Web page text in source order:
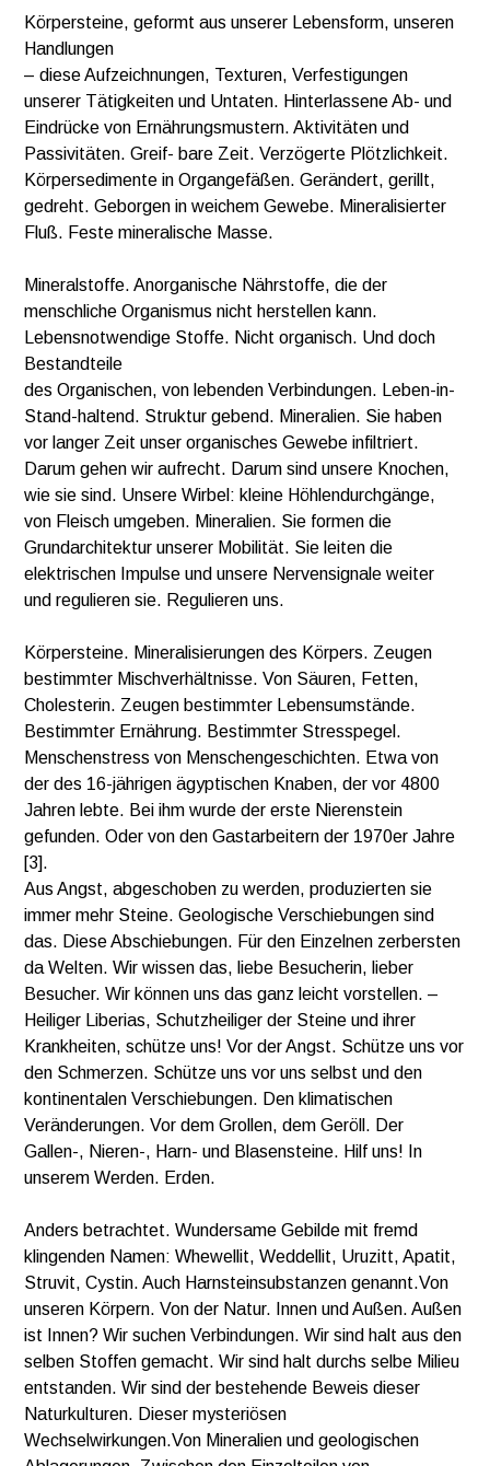
Körpersteine, geformt aus unserer Lebensform, unseren
Handlungen
– diese Aufzeichnungen, Texturen, Verfestigungen
unserer Tätigkeiten und Untaten. Hinterlassene Ab- und
Eindrücke von Ernährungsmustern. Aktivitäten und
Passivitäten. Greif- bare Zeit. Verzögerte Plötzlichkeit.
Körpersedimente in Organgefäßen. Gerändert, gerillt,
gedreht. Geborgen in weichem Gewebe. Mineralisierter
Fluß. Feste mineralische Masse.
Mineralstoffe. Anorganische Nährstoffe, die der
menschliche Organismus nicht herstellen kann.
Lebensnotwendige Stoffe. Nicht organisch. Und doch
Bestandteile
des Organischen, von lebenden Verbindungen. Leben-in-
Stand-haltend. Struktur gebend. Mineralien. Sie haben
vor langer Zeit unser organisches Gewebe infiltriert.
Darum gehen wir aufrecht. Darum sind unsere Knochen,
wie sie sind. Unsere Wirbel: kleine Höhlendurchgänge,
von Fleisch umgeben. Mineralien. Sie formen die
Grundarchitektur unserer Mobilität. Sie leiten die
elektrischen Impulse und unsere Nervensignale weiter
und regulieren sie. Regulieren uns.
Körpersteine. Mineralisierungen des Körpers. Zeugen
bestimmter Mischverhältnisse. Von Säuren, Fetten,
Cholesterin. Zeugen bestimmter Lebensumstände.
Bestimmter Ernährung. Bestimmter Stresspegel.
Menschenstress von Menschengeschichten. Etwa von
der des 16-jährigen ägyptischen Knaben, der vor 4800
Jahren lebte. Bei ihm wurde der erste Nierenstein
gefunden. Oder von den Gastarbeitern der 1970er Jahre
[3].
Aus Angst, abgeschoben zu werden, produzierten sie
immer mehr Steine. Geologische Verschiebungen sind
das. Diese Abschiebungen. Für den Einzelnen zerbersten
da Welten. Wir wissen das, liebe Besucherin, lieber
Besucher. Wir können uns das ganz leicht vorstellen. –
Heiliger Liberias, Schutzheiliger der Steine und ihrer
Krankheiten, schütze uns! Vor der Angst. Schütze uns vor
den Schmerzen. Schütze uns vor uns selbst und den
kontinentalen Verschiebungen. Den klimatischen
Veränderungen. Vor dem Grollen, dem Geröll. Der
Gallen-, Nieren-, Harn- und Blasensteine. Hilf uns! In
unserem Werden. Erden.
Anders betrachtet. Wundersame Gebilde mit fremd
klingenden Namen: Whewellit, Weddellit, Uruzitt, Apatit,
Struvit, Cystin. Auch Harnsteinsubstanzen genannt.Von
unseren Körpern. Von der Natur. Innen und Außen. Außen
ist Innen? Wir suchen Verbindungen. Wir sind halt aus den
selben Stoffen gemacht. Wir sind halt durchs selbe Milieu
entstanden. Wir sind der bestehende Beweis dieser
Naturkulturen. Dieser mysteriösen
Wechselwirkungen.Von Mineralien und geologischen